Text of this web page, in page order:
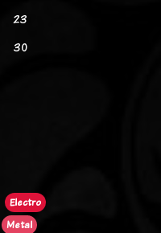
23
30
Electro
Metal